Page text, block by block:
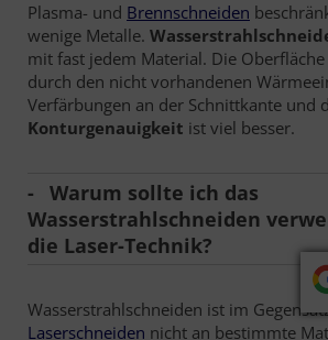
Plasma- und Brennschneiden
wenige Metalle.
mit fast jedem Material. Die
durch den nicht vorhandenen
Verfärbungen an der Schnittkante und
Konturgenauigkeit ist viel besser.
Warum sollte ich das
Wasserstrahlschneiden
die Laser-Technik?
Wasserstrahlschneiden ist im
Laserschneiden nicht an bestimmte